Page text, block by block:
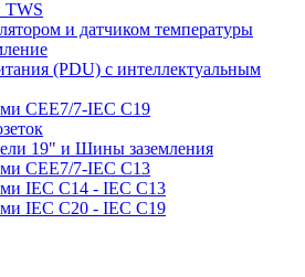
TWS
и датчиком температуры
(PDU) с интеллектуальным
CEE7/7-IEC C19
19" и Шины заземления
CEE7/7-IEC C13
IEC C14 - IEC C13
IEC C20 - IEC C19